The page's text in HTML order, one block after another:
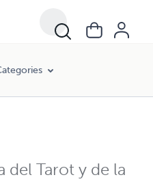
del Tarot y de la